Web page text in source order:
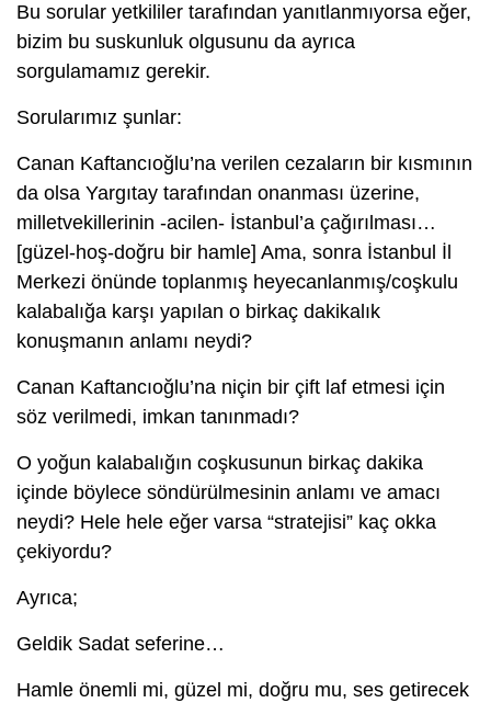
Bu sorular yetkililer tarafından yanıtlanmıyorsa eğer,
bizim bu suskunluk olgusunu da ayrıca
sorgulamamız gerekir.
Sorularımız şunlar:
Canan Kaftancıoğlu’na verilen cezaların bir kısmının
da olsa Yargıtay tarafından onanması üzerine,
milletvekillerinin -acilen- İstanbul’a çağırılması…
[güzel-hoş-doğru bir hamle] Ama, sonra İstanbul İl
Merkezi önünde toplanmış heyecanlanmış/coşkulu
kalabalığa karşı yapılan o birkaç dakikalık
konuşmanın anlamı neydi?
Canan Kaftancıoğlu’na niçin bir çift laf etmesi için
söz verilmedi, imkan tanınmadı?
O yoğun kalabalığın coşkusunun birkaç dakika
içinde böylece söndürülmesinin anlamı ve amacı
neydi? Hele hele eğer varsa “stratejisi” kaç okka
çekiyordu?
Ayrıca;
Geldik Sadat seferine…
Hamle önemli mi, güzel mi, doğru mu, ses getirecek